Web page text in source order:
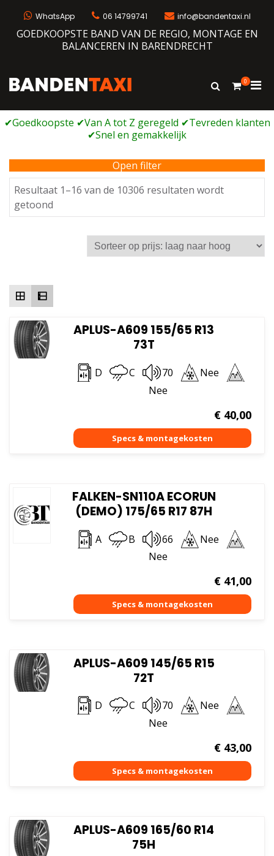
WhatsApp 06 14799741 info@bandentaxi.nl
GOEDKOOPSTE BAND VAN DE REGIO, MONTAGE EN
BALANCEREN IN BARENDRECHT
Bandengarage met eigen webshop
Toon
0
voor
Open filter
Resultaat 1–16 van de 10306 resultaten wordt
getoond
op
APLUS-A609 155/65 R13
73T
D C 70
Nee
Nee
€40,00
FALKEN-SN110A ECORUN
(DEMO) 175/65 R17 87H
A B 66
Nee
Nee
€41,00
APLUS-A609 145/65 R15
72T
D C 70
Nee
Nee
€43,00
APLUS-A609 165/60 R14
75H